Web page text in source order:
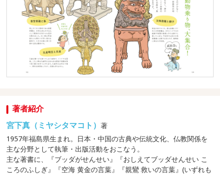
著者紹介
宮下真（ミヤシタマコト）著
1957年福島県生まれ。日本・中国の古典や伝統文化、仏教関係を
主な分野として執筆・出版活動をおこなう。
主な著書に、『ブッダがせんせい』『おしえてブッダせんせい こ
ころのふしぎ』『空海 黄金の言葉』『親鸞 救いの言葉』(いずれも